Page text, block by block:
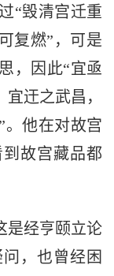
“毁清宫迁重
复燃”，可是
，因此“宜亟
迀之武昌，
。他在对故宫
故宫藏品都
是经亨颐立论
，也曾经困